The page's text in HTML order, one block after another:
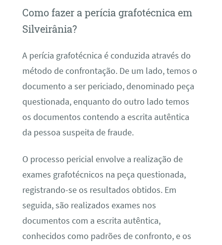
Como fazer a perícia grafotécnica em
Silveirânia?
A perícia grafotécnica é conduzida através do
método de confrontação. De um lado, temos o
documento a ser periciado, denominado peça
questionada, enquanto do outro lado temos
os documentos contendo a escrita autêntica
da pessoa suspeita de fraude.
O processo pericial envolve a realização de
exames grafotécnicos na peça questionada,
registrando-se os resultados obtidos. Em
seguida, são realizados exames nos
documentos com a escrita autêntica,
conhecidos como padrões de confronto, e os